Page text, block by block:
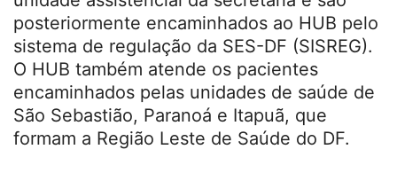
posteriormente encaminhados ao HUB pelo
sistema de regulação da SES-DF (SISREG).
O HUB também atende os pacientes
encaminhados pelas unidades de saúde de
São Sebastião, Paranoá e Itapuã, que
formam a Região Leste de Saúde do DF.